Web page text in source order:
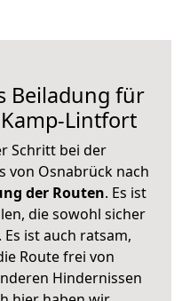
Beiladung für
Lintfort
Schritt bei der
von Osnabrück nach
der Routen. Es ist
die sowohl sicher
ist auch ratsam,
Route frei von
Hindernissen